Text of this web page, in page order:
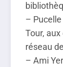
–
Tour,
réseau
– Ami